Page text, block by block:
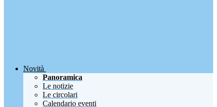
Novità
Panoramica
Le notizie
Le circolari
Calendario eventi